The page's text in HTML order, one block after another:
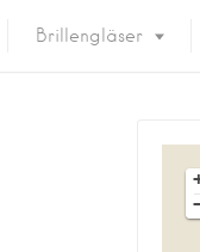
Brillengläser